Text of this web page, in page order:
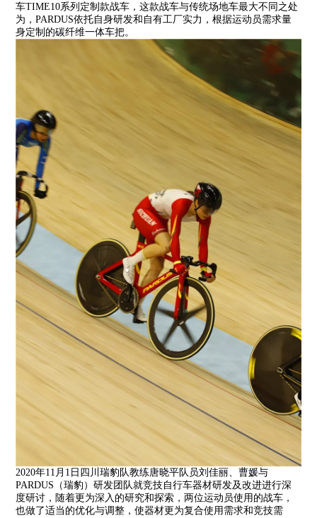
车TIME10系列定制款战车，这款战车与传统场地车最大不同之处
为，PARDUS依托自身研发和自有工厂实力，根据运动员需求量
身定制的碳纤维一体车把。
2020年11月1日四川瑞豹队教练唐晓平队员刘佳丽、曹媛与
PARDUS（瑞豹）研发团队就竞技自行车器材研发及改进进行深
度研讨，随着更为深入的研究和探索，两位运动员使用的战车，
也做了适当的优化与调整，使器材更为复合使用需求和竞技需